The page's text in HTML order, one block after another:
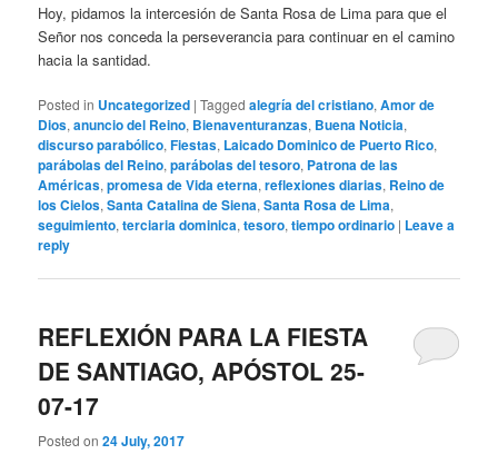
Hoy, pidamos la intercesión de Santa Rosa de Lima para que el
Señor nos conceda la perseverancia para continuar en el camino
hacia la santidad.
Posted in Uncategorized |Tagged alegría del cristiano,Amor de
Dios,anuncio del Reino, Bienaventuranzas, Buena Noticia,
discurso parabólico,Fiestas, Laicado Dominico de Puerto Rico,
parábolas del Reino,parábolas del tesoro, Patrona de las
Américas,promesa de Vida eterna,reflexiones diarias, Reino de
los Cielos,Santa Catalina de Siena,Santa Rosa de Lima,
seguimiento,terciaria dominica,tesoro,tiempo ordinario | Leave a
reply
REFLEXIÓN PARA LA FIESTA
DE SANTIAGO, APÓSTOL 25-
07-17
Posted on24 July, 2017